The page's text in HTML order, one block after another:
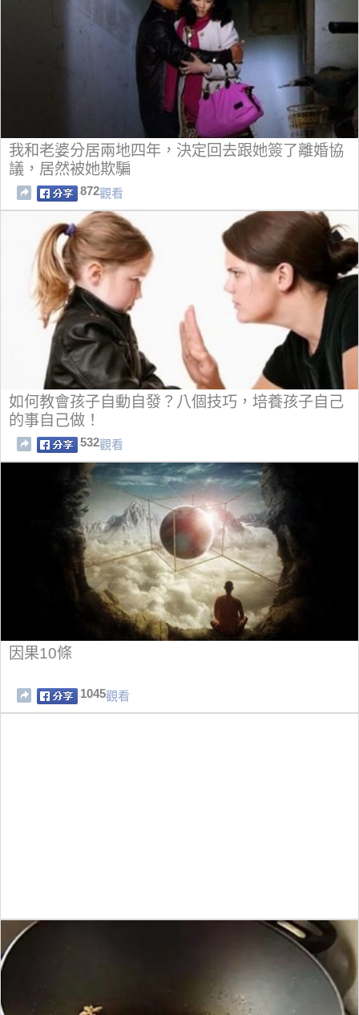
我和老婆分居兩地四年，決定回去跟她簽了離婚協
議，居然被她欺騙
872觀看
如何教會孩子自動自發？八個技巧，培養孩子自己
的事自己做！
532觀看
因果10條
1045觀看